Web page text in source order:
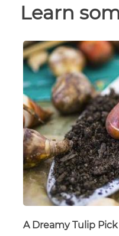
Learn
A Dreamy Tulip